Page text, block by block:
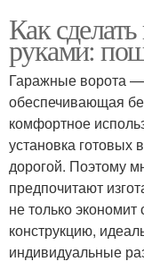
Как
руками:
Гаражные ворота —
обеспечивающая
комфортное
установка готовых
дорогой. Поэтому
предпочитают
не только экономит
конструкцию,
индивидуальные